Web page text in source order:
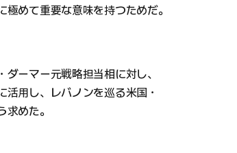
めて重要な意味を持つためだ。
ーマー元戦略担当相に対し、
活用し、レバノンを巡る米国・
めた。